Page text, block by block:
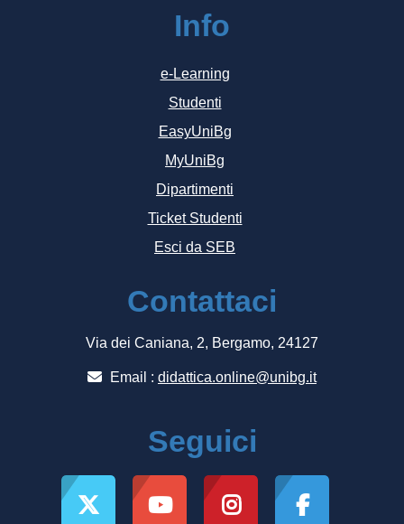
Info
e-Learning
Studenti
EasyUniBg
MyUniBg
Dipartimenti
Ticket Studenti
Esci da SEB
Contattaci
Via dei Caniana, 2, Bergamo, 24127
Email : didattica.online@unibg.it
Seguici